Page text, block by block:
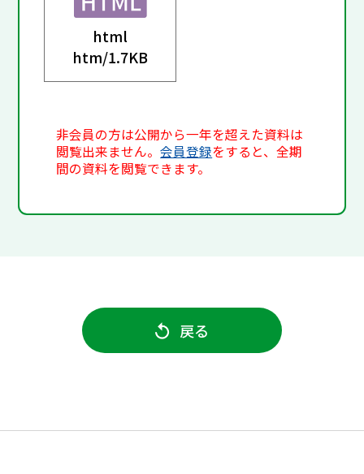
html
htm/1.7KB
非会員の方は公開から一年を超えた資料は
閲覧出来ません。会員登録をすると、全期
間の資料を閲覧できます。
戻る